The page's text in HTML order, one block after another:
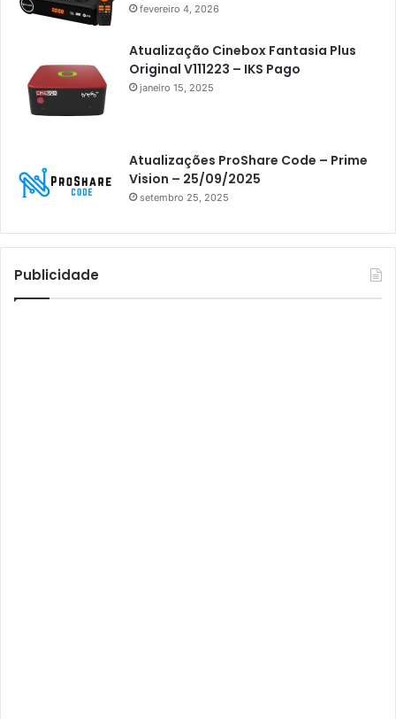
Athomics Eon
Athomics i3
Athomics i3 Bold
Athomics Inspire Qi
Athomics Inspire Qi Lite
Athomics S3
Athomics T3
Atto
AttoNet
fevereiro 4, 2026
Atualização Cinebox Fantasia Plus
Original V111223 – IKS Pago
janeiro 15, 2025
Atualizações ProShare Code – Prime
Vision – 25/09/2025
setembro 25, 2025
Publicidade